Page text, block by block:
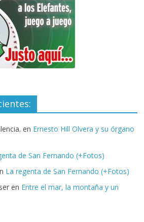
en Ernesto Hill Olvera y su órgano
de San Fernando (+Fotos)
La regenta de San Fernando (+Fotos)
en Entre el mar, la montaña y un